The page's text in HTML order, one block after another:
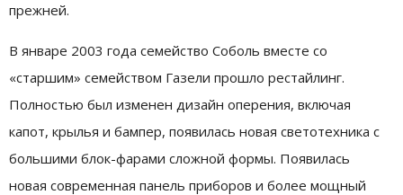
прежней.
В январе 2003 года семейство Соболь вместе со
«старшим» семейством Газели прошло рестайлинг.
Полностью был изменен дизайн оперения, включая
капот, крылья и бампер, появилась новая светотехника с
большими блок-фарами сложной формы. Появилась
новая современная панель приборов и более мощный